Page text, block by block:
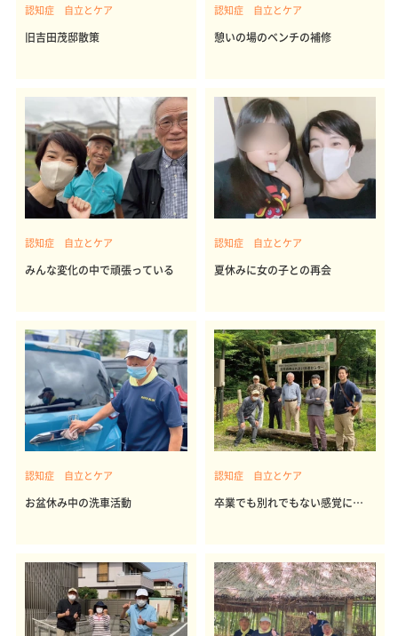
認知症 自立とケア
旧吉田茂邸散策
認知症 自立とケア
憩いの場のベンチの補修
認知症 自立とケア
みんな変化の中で頑張っている
認知症 自立とケア
夏休みに女の子との再会
認知症 自立とケア
お盆休み中の洗車活動
認知症 自立とケア
卒業でも別れでもない感覚に…